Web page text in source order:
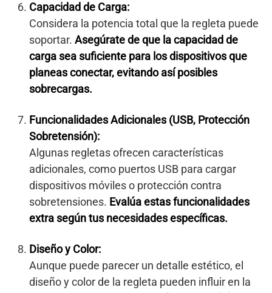
Capacidad de Carga:
Considera la potencia total que la regleta puede
soportar. Asegúrate de que la capacidad de
carga sea suficiente para los dispositivos que
planeas conectar, evitando así posibles
sobrecargas.
Funcionalidades Adicionales (USB, Protección
Sobretensión):
Algunas regletas ofrecen características
adicionales, como puertos USB para cargar
dispositivos móviles o protección contra
sobretensiones. Evalúa estas funcionalidades
extra según tus necesidades específicas.
Diseño y Color:
Aunque puede parecer un detalle estético, el
diseño y color de la regleta pueden influir en la